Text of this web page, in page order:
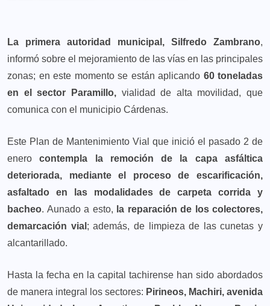
La primera autoridad municipal, Silfredo Zambrano,
informó sobre el mejoramiento de las vías en las principales
zonas; en este momento se están aplicando 60 toneladas
en el sector Paramillo,vialidad de alta movilidad, que
comunica con el municipio Cárdenas.
Este Plan de Mantenimiento Vial que inició el pasado 2 de
enerocontempla la remoción de la capa asfáltica
deteriorada, mediante el proceso de escarificación,
asfaltado en las modalidades de carpeta corrida y
bacheo. Aunado a esto, la reparación de los colectores,
demarcación vial ; además, de limpieza de las cunetas y
alcantarillado.
Hasta la fecha en la capital tachirense han sido abordados
de manera integral los sectores: Pirineos, Machiri, avenida